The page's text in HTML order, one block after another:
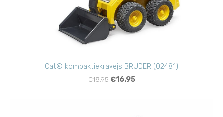
Cat® kompaktiekrāvējs BRUDER (02481)
€18.95 €16.95